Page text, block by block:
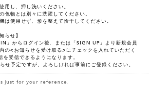
用し、押し洗いください。
色物とは別々に洗濯してください。
は使用せず、形を整えて陰干してください。
らせ】
」からログイン後、または「SIGN UP」より新規会員
の<お知らせを受け取る>にチェックを入れていただく
受信できるようになります。
せ予定ですが、よろしければ事前にご登録ください。
just for your reference.